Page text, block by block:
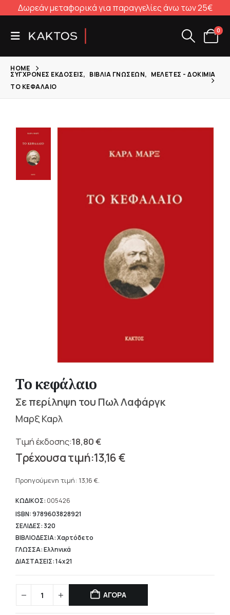
Δωρεάν μεταφορικά για παραγγελίες άνω των 25€
0
HOME
ΣΎΓΧΡΟΝΕΣ ΕΚΔΌΣΕΙΣ, ΒΙΒΛΊΑ ΓΝΏΣΕΩΝ, ΜΕΛΈΤΕΣ - ΔΟΚΊΜΙΑ
ΤΟ ΚΕΦΆΛΑΙΟ
Το κεφάλαιο
Σε περίληψη του Πωλ Λαφάργκ
Μαρξ Καρλ
18,80€
Original
price
18,80 €.
13,16€
τρέχουσα
είναι:
13,16 €.
Προηγούμενη τιμή: 13,16 €.
ΚΩΔΙΚΟΣ: 005426
ISBN: 9789603828921
ΣΕΛΙΔΕΣ: 320
ΒΙΒΛΙΟΔΕΣΙΑ: Χαρτόδετο
ΓΛΩΣΣΑ: Ελληνικά
ΔΙΑΣΤΑΣΕΙΣ: 14x21
ΑΓΟΡΑ